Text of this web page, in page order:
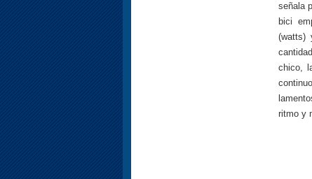
señala
bici
(watts)
chico,
ritmo y